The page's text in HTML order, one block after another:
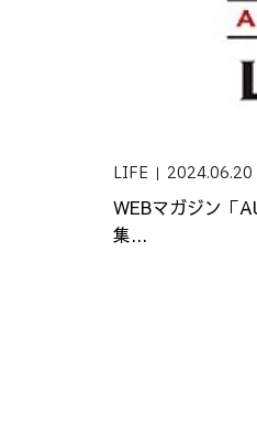
LIFE 2024.06.20
WEBマガジン「
集...